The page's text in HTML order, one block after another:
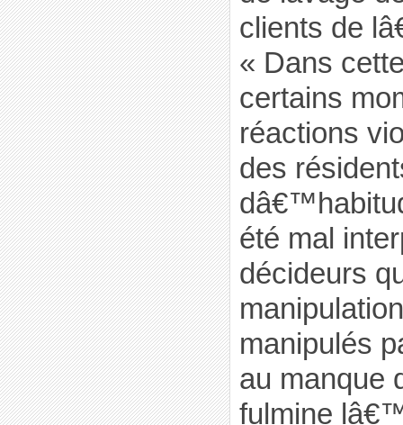
clients de
« Dans
certains
réactions
des
été mal
décideurs
manipulés
au manque
fulmine